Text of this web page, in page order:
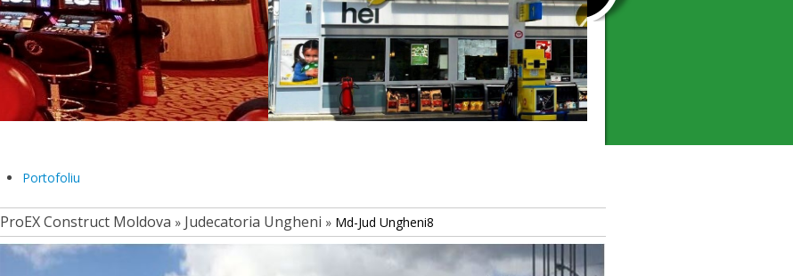
Portofoliu
ProEX Construct Moldova » Judecatoria Ungheni » Md-Jud Ungheni8